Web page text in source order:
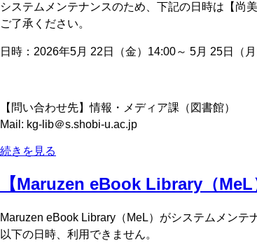
システムメンテナンスのため、下記の日時は【尚
ご了承ください。
日時：2026年5月 22日（金）14:00～ 5月 25日（月
【問い合わせ先】情報・メディア課（図書館）
Mail: kg-lib＠s.shobi-u.ac.jp
続きを見る
【Maruzen eBook Library（
Maruzen eBook Library（MeL）がシステムメンテ
以下の日時、利用できません。